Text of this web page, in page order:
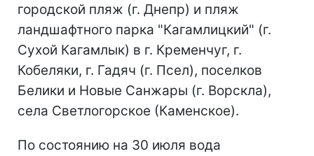
городской пляж (г. Днепр) и пляж
ландшафтного парка "Кагамлицкий" (г.
Сухой Кагамлык) в г. Кременчуг, г.
Кобеляки, г. Гадяч (г. Псел), поселков
Белики и Новые Санжары (г. Ворскла),
села Светлогорское (Каменское).
По состоянию на 30 июля вода